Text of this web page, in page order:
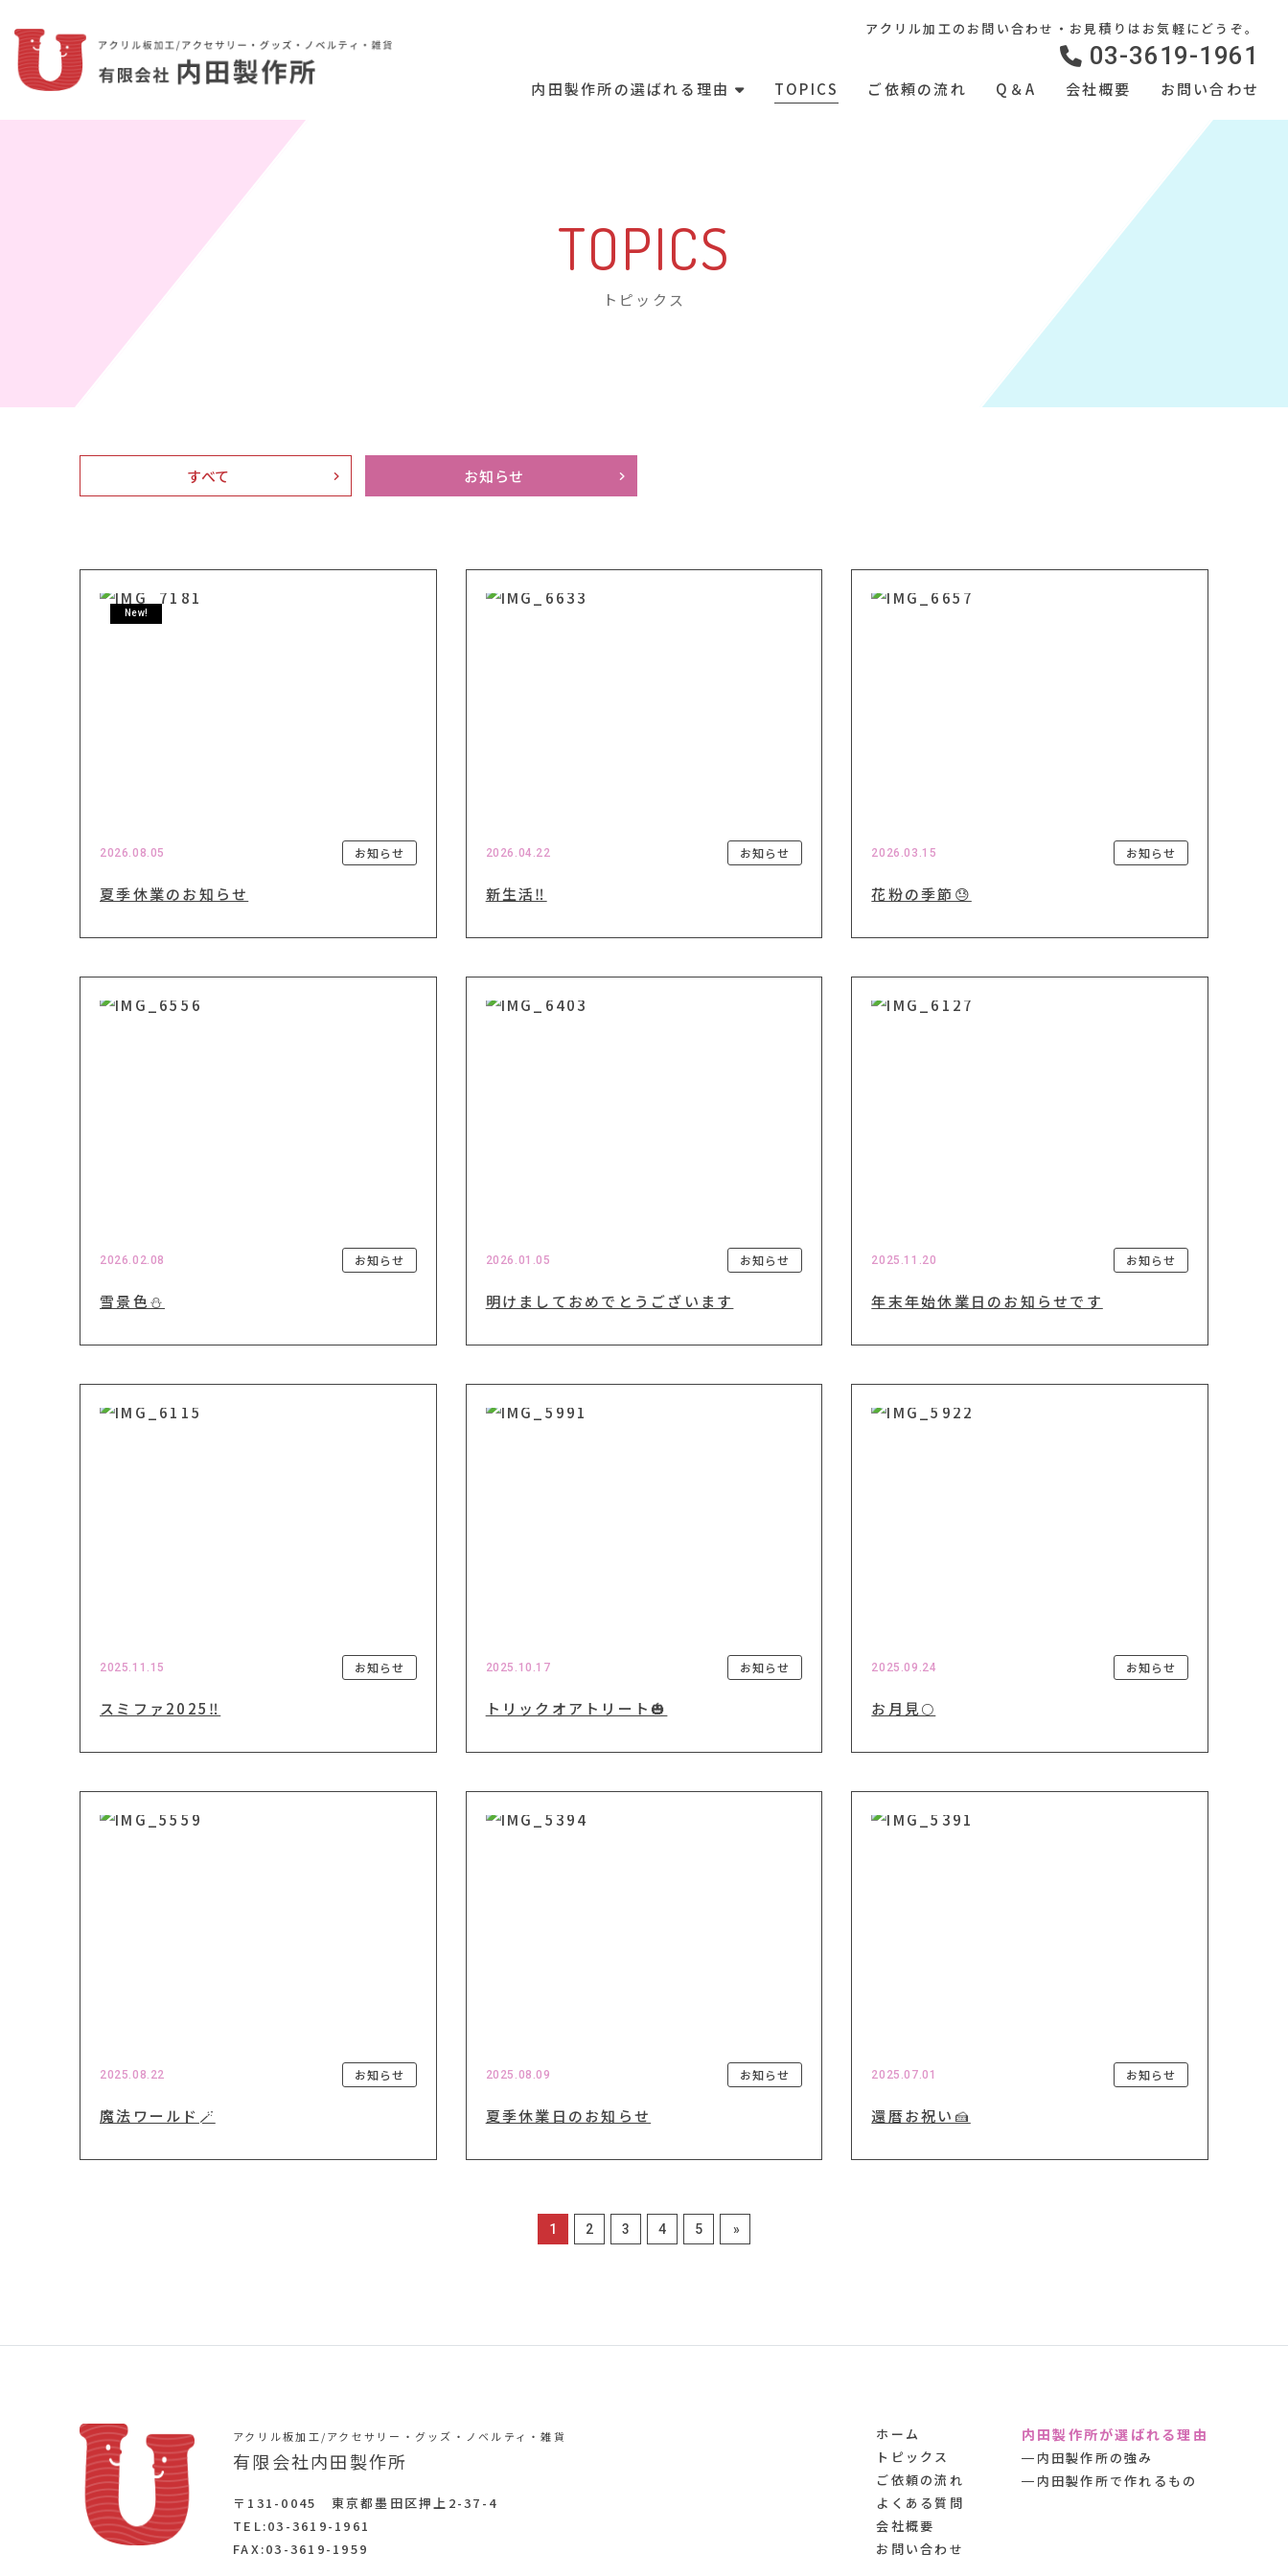
アクリル加工のお問い合わせ・お見積りはお気軽にどうぞ。
03-3619-1961
内田製作所の選ばれる理由 TOPICS ご依頼の流れ Q＆A 会社概要 お問い合わせ
TOPICS
トピックス
すべて お知らせ
New!
2026.08.05 お知らせ
夏季休業のお知らせ
2026.04.22 お知らせ
新生活‼️
2026.03.15 お知らせ
花粉の季節😓
2026.02.08 お知らせ
雪景色⛄️
2026.01.05 お知らせ
明けましておめでとうございます
2025.11.20 お知らせ
年末年始休業日のお知らせです
2025.11.15 お知らせ
スミファ2025‼️
2025.10.17 お知らせ
トリックオアトリート🎃
2025.09.24 お知らせ
お月見🌕
2025.08.22 お知らせ
魔法ワールド🪄
2025.08.09 お知らせ
夏季休業日のお知らせ
2025.07.01 お知らせ
還暦お祝い🍰
1 2 3 4 5 »
アクリル板加工/アクセサリー・グッズ・ノベルティ・雑貨
有限会社内田製作所
〒131-0045 東京都墨田区押上2-37-4
TEL:03-3619-1961
FAX:03-3619-1959
ホーム
トピックス
ご依頼の流れ
よくある質問
会社概要
お問い合わせ
内田製作所が選ばれる理由
内田製作所の強み
内田製作所で作れるもの